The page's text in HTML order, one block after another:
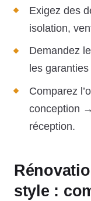
Exigez des
isolation,
Demandez
les
Comparez
conception
réception.
style :